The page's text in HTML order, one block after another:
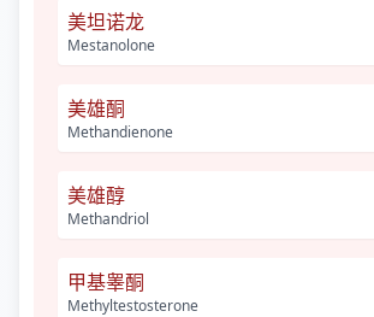
美坦诺龙
Mestanolone
美雄酮
Methandienone
美雄醇
Methandriol
甲基睾酮
Methyltestosterone